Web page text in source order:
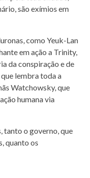
são exímios em
como Yeuk-Lan
em ação a Trinity,
da conspiração e de
lembra toda a
Watchowsky, que
humana via
tanto o governo, que
quanto os